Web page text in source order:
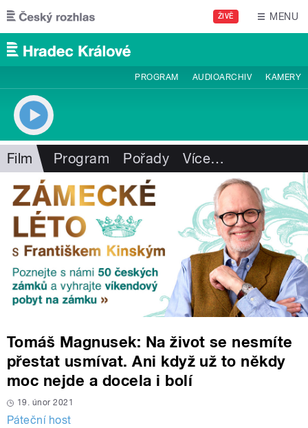
Přejít k hlavnímu obsahu
ŽIVĚ MENU
PROGRAM AUDIOARCHIV KAMERY
Film Program Pořady Více…
Tomáš Magnusek: Na život se nesmíte
přestat usmívat. Ani když už to někdy
moc nejde a docela i bolí
19. únor 2021
Páteční host